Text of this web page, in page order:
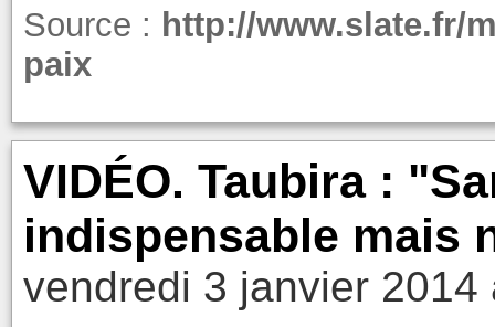
Source : http://www.slate.fr/
paix
VIDÉO. Taubira :
indispensable mais
vendredi 3 janvier 2014